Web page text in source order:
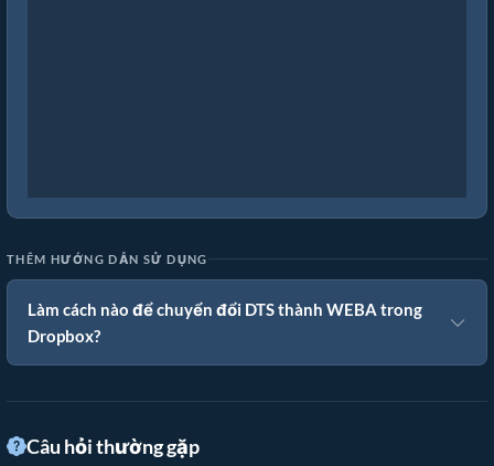
THÊM HƯỚNG DẪN SỬ DỤNG
Làm cách nào để chuyển đổi DTS thành WEBA trong
Dropbox?
Câu hỏi thường gặp